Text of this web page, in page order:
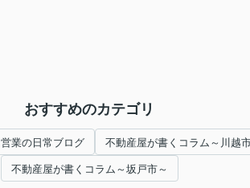
おすすめのカテゴリ
営業の日常ブログ 不動産屋が書くコラム～川越
不動産屋が書くコラム～坂戸市～